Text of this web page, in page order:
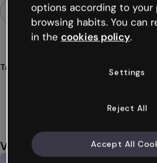
Tags
projets
Vous aimerez aussi
options according to your
browsing habits. You can
in the cookies policy.
Settings
Reject All
Accept All